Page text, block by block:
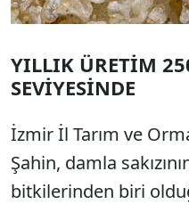
YILLIK ÜRETİM
SEVİYESİNDE
İzmir İl Tarım ve
Şahin, damla
bitkilerinden biri